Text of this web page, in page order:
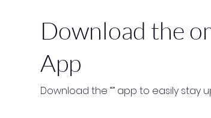
Download the
App
Download the “” app to easily stay